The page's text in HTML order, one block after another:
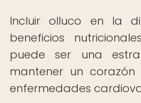
Incluir olluco en la
beneficios
puede ser una
mantener un
enfermedades